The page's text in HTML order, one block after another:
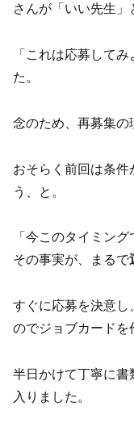
さんが「いい先生」
「これは応募して
た。
念のため、再募集の
おそらく前回は条件
う、と。
「今このタイミン
その事実が、まるで
すぐに応募を決意し
のでジョブカードを
半日かけて丁寧に書
入りました。